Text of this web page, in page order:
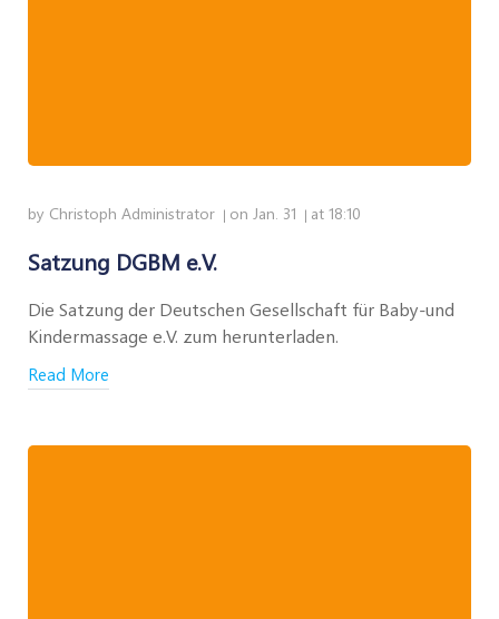
by Christoph Administrator | on Jan. 31 | at 18:10
Satzung DGBM e.V.
Die Satzung der Deutschen Gesellschaft für Baby-und
Kindermassage e.V. zum herunterladen.
Read More